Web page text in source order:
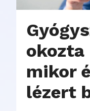
mikor
lézert